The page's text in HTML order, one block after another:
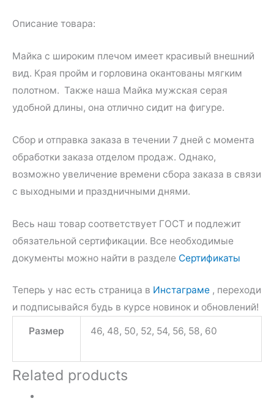
Описание товара:
Майка с широким плечом имеет красивый внешний
вид. Края пройм и горловина окантованы мягким
полотном. Также наша Майка мужская серая
удобной длины, она отлично сидит на фигуре.
Сбор и отправка заказа в течении 7 дней с момента
обработки заказа отделом продаж. Однако,
возможно увеличение времени сбора заказа в связи
с выходными и праздничными днями.
Весь наш товар соответствует ГОСТ и подлежит
обязательной сертификации. Все необходимые
документы можно найти в разделе Сертификаты
Теперь у нас есть страница в Инстаграме , переходи
и подписывайся будь в курсе новинок и обновлений!
Размер 46, 48, 50, 52, 54, 56, 58, 60
Related products